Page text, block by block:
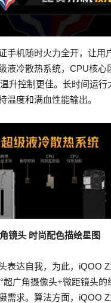
手机随时火力全开，让用
液冷散热系统，CPU核心
升控制更佳。长时间运行
温度和满血性能输出。
镜头 时尚配色描绘星图
表达自我，为此，iQOO
超广角摄像头+微距镜头的
需求。算法方面，iQOO